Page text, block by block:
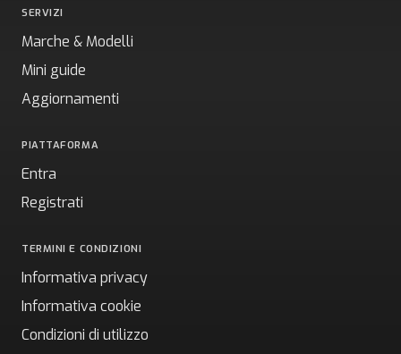
SERVIZI
Marche & Modelli
Mini guide
Aggiornamenti
PIATTAFORMA
Entra
Registrati
TERMINI E CONDIZIONI
Informativa privacy
Informativa cookie
Condizioni di utilizzo